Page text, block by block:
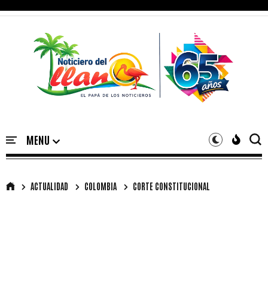
ACTUALIDAD COLOMBIA CORTE CONSTITUCIONAL